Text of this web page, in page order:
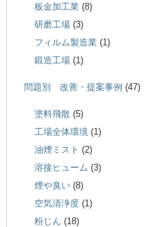
板金加工業 (8)
研磨工場 (3)
フィルム製造業 (1)
鍛造工場 (1)
問題別 改善・提案事例 (47)
塗料飛散 (5)
工場全体環境 (1)
油煙ミスト (2)
溶接ヒューム (3)
煙や臭い (8)
空気清浄度 (1)
粉じん (18)